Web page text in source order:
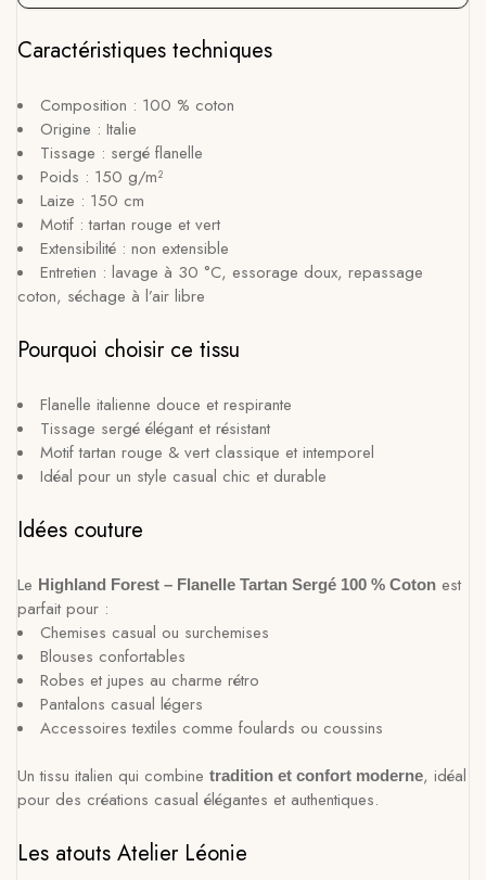
Caractéristiques techniques
Composition : 100 % coton
Origine : Italie
Tissage : sergé flanelle
Poids : 150 g/m²
Laize : 150 cm
Motif : tartan rouge et vert
Extensibilité : non extensible
Entretien : lavage à 30 °C, essorage doux, repassage
coton, séchage à l’air libre
Pourquoi choisir ce tissu
Flanelle italienne douce et respirante
Tissage sergé élégant et résistant
Motif tartan rouge & vert classique et intemporel
Idéal pour un style casual chic et durable
Idées couture
Le Highland Forest – Flanelle Tartan Sergé 100 % Coton est
parfait pour :
Chemises casual ou surchemises
Blouses confortables
Robes et jupes au charme rétro
Pantalons casual légers
Accessoires textiles comme foulards ou coussins
Un tissu italien qui combine tradition et confort moderne, idéal
pour des créations casual élégantes et authentiques.
Les atouts Atelier Léonie